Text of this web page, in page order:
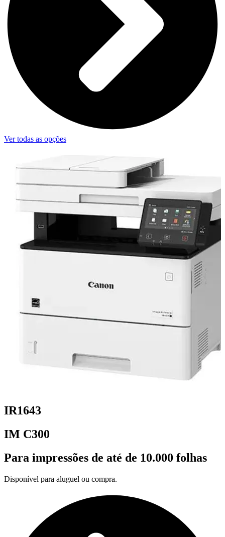
Ver todas as opções
IR1643
IM C300
Para impressões de até de 10.000 folhas
Disponível para aluguel ou compra.